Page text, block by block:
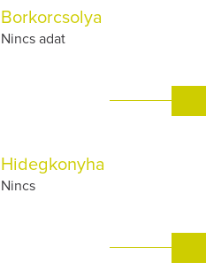
Borkorcsolya
Nincs adat
Hidegkonyha
Nincs